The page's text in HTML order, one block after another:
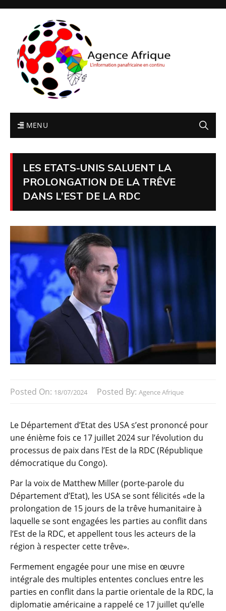
MENU
LES ETATS-UNIS SALUENT LA
PROLONGATION DE LA TRÊVE
DANS L’EST DE LA RDC
Posted On: 18/07/2024 Posted By: Agence Afrique
Le Département d’Etat des USA s’est prononcé pour
une énième fois ce 17 juillet 2024 sur l’évolution du
processus de paix dans l’Est de la RDC (République
démocratique du Congo).
Par la voix de Matthew Miller (porte-parole du
Département d’Etat), les USA se sont félicités «de la
prolongation de 15 jours de la trêve humanitaire à
laquelle se sont engagées les parties au conflit dans
l’Est de la RDC, et appellent tous les acteurs de la
région à respecter cette trêve».
Fermement engagée pour une mise en œuvre
intégrale des multiples ententes conclues entre les
parties en conflit dans la partie orientale de la RDC, la
diplomatie américaine a rappelé ce 17 juillet qu’elle